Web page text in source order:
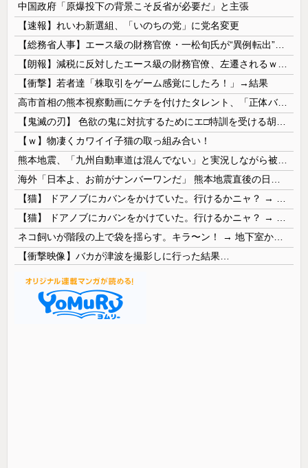
中国政府「原爆投下の背景こそ反省が必要だ」と主張
【速報】れいわ新選組、「いのちの党」に党名変更
【衝撃】若者達「株取引をゲーム感覚にしたろ！」→結果
高市首相の熊本視察動画にケチを付けたタレント、「正体バレバレよな」と黒電話の呼び方であっさりと……
【ｗ】物凄くカワイイ子猫の取っ組み合い！
【衝撃映像】バカが津波を撮影しに行った結果…